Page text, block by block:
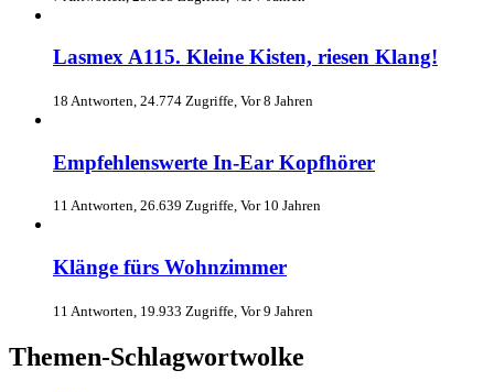
Lasmex A115. Kleine Kisten, riesen Klang!
18 Antworten, 24.774 Zugriffe, Vor 8 Jahren
Empfehlenswerte In-Ear Kopfhörer
11 Antworten, 26.639 Zugriffe, Vor 10 Jahren
Klänge fürs Wohnzimmer
11 Antworten, 19.933 Zugriffe, Vor 9 Jahren
Themen-Schlagwortwolke